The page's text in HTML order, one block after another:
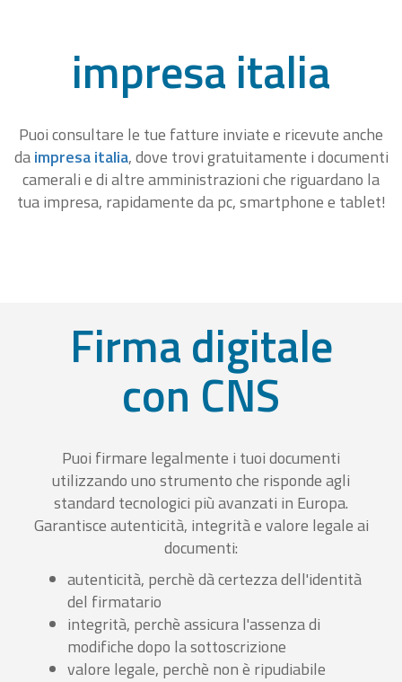
impresa italia
Puoi consultare le tue fatture inviate e ricevute anche
daimpresa italia, dove trovi gratuitamente i documenti
camerali e di altre amministrazioni che riguardano la
tua impresa, rapidamente da pc, smartphone e tablet!
Firma digitale
con CNS
Puoi firmare legalmente i tuoi documenti
utilizzando uno strumento che risponde agli
standard tecnologici più avanzati in Europa.
Garantisce autenticità, integrità e valore legale ai
documenti:
autenticità, perchè dà certezza dell'identità
del firmatario
integrità, perchè assicura l'assenza di
modifiche dopo la sottoscrizione
valore legale, perchè non è ripudiabile